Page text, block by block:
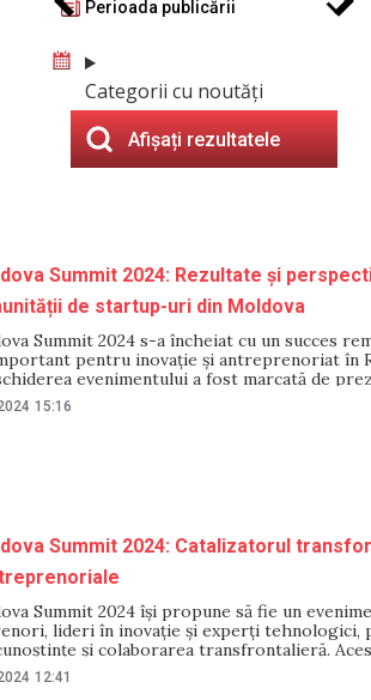
Perioada publicării
Categorii cu noutăți
Afișați rezultatele
Summit 2024: Rezultate și
de startup-uri din Moldova
Summit 2024 s-a încheiat cu un succes
pentru inovație și antreprenoriat în
evenimentului a fost marcată de
Maia Sandu, care a accentuat
și a ecosistemului de startup-uri din
15:16
Summit 2024: Catalizatorul
Summit 2024 își propune să fie un
lideri în inovație și experți tehnologici,
și colaborarea transfrontalieră.
20 de investitori și specialiști internaționali
printre care Nick Himowicz, expert în
12:41